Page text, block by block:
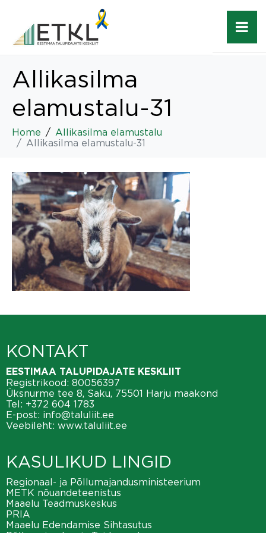
Allikasilma
elamustalu-31
Home
Allikasilma elamustalu
Allikasilma elamustalu-31
KONTAKT
EESTIMAA TALUPIDAJATE KESKLIIT
Registrikood: 80056397
Üksnurme tee 8, Saku, 75501 Harju maakond
Tel: +372 604 1783
E-post: info@taluliit.ee
Veebileht: www.taluliit.ee
KASULIKUD LINGID
Regionaal- ja Põllumajandusministeerium
METK nõuandeteenistus
Maaelu Teadmuskeskus
PRIA
Maaelu Edendamise Sihtasutus